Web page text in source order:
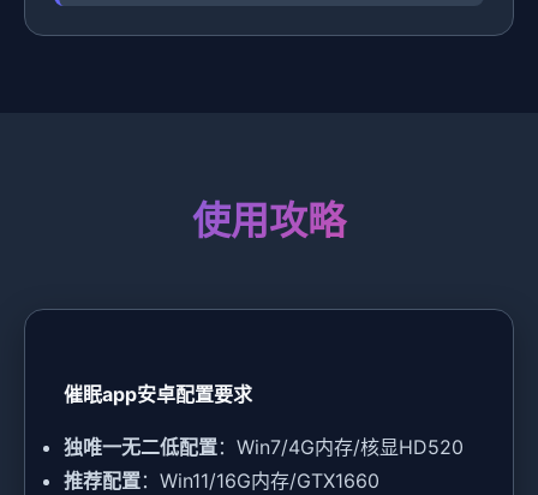
使用攻略
催眠app安卓配置要求
​独唯一无二低配置​​：Win7/4G内存/核显HD520
​推荐配置​​：Win11/16G内存/GTX1660